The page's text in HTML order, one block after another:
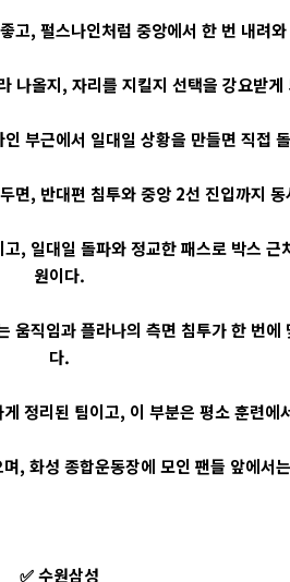
고, 펄스나인처럼 중앙에서 한 번 내려
나올지, 자리를 지킬지 선택을 강요받
부근에서 일대일 상황을 만들면 직접
면, 반대편 침투와 중앙 2선 진입까지
, 일대일 돌파와 정교한 패스로 박스
원이다.
직임과 플라나의 측면 침투가 한 번
다.
정리된 팀이고, 이 부분은 평소 훈련
, 화성 종합운동장에 모인 팬들 앞에서
✅ 수원삼성